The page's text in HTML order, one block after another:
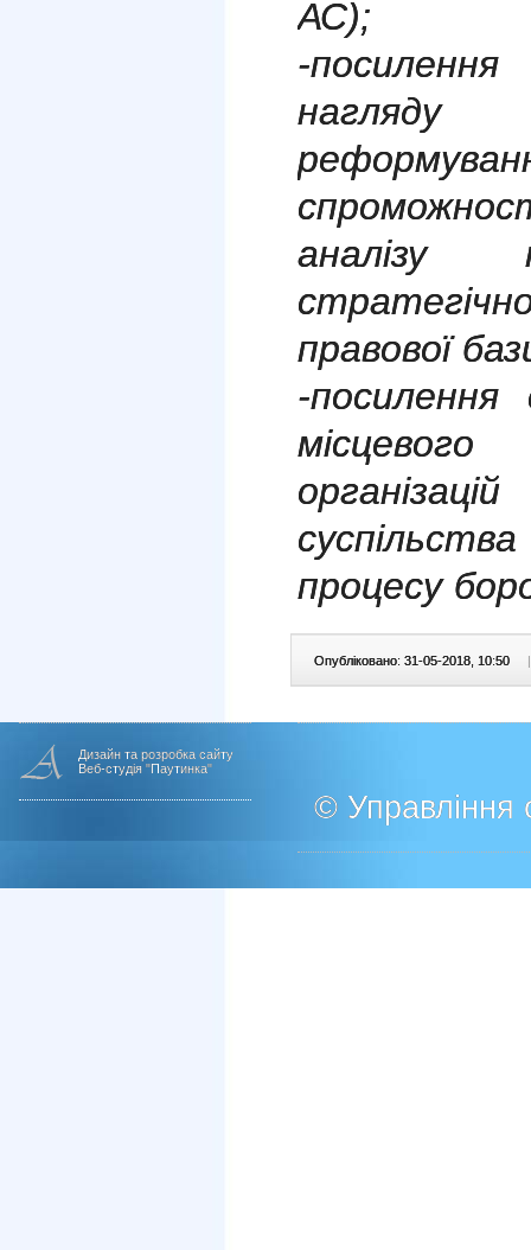
АС);
-
аналізу
правової
-посилення
процесу
Опубліковано: 31-05-2018, 10:50 |
Дизайн та розробка сайту
Веб-студія "Паутинка"
© Управління